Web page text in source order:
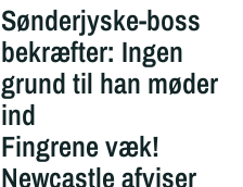
Sønderjyske-boss
bekræfter: Ingen
grund til han møder
ind
Fingrene væk!
Newcastle afviser